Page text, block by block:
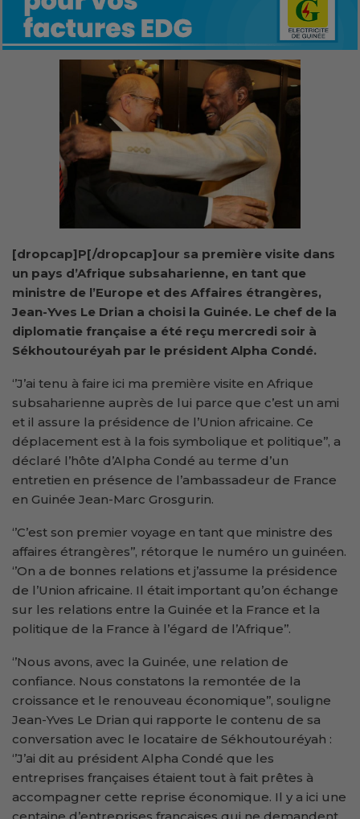
[dropcap]P[/dropcap]our sa première visite dans
un pays d’Afrique subsaharienne, en tant que
ministre de l’Europe et des Affaires étrangères,
Jean-Yves Le Drian a choisi la Guinée. Le chef de la
diplomatie française a été reçu mercredi soir à
Sékhoutouréyah par le président Alpha Condé.
‘’J’ai tenu à faire ici ma première visite en Afrique
subsaharienne auprès de lui parce que c’est un ami
et il assure la présidence de l’Union africaine. Ce
déplacement est à la fois symbolique et politique’’, a
déclaré l’hôte d’Alpha Condé au terme d’un
entretien en présence de l’ambassadeur de France
en Guinée Jean-Marc Grosgurin.
‘’C’est son premier voyage en tant que ministre des
affaires étrangères’’, rétorque le numéro un guinéen.
‘’On a de bonnes relations et j’assume la présidence
de l’Union africaine. Il était important qu’on échange
sur les relations entre la Guinée et la France et la
politique de la France à l’égard de l’Afrique’’.
‘’Nous avons, avec la Guinée, une relation de
confiance. Nous constatons la remontée de la
croissance et le renouveau économique’’, souligne
Jean-Yves Le Drian qui rapporte le contenu de sa
conversation avec le locataire de Sékhoutouréyah :
‘’J’ai dit au président Alpha Condé que les
entreprises françaises étaient tout à fait prêtes à
accompagner cette reprise économique. Il y a ici une